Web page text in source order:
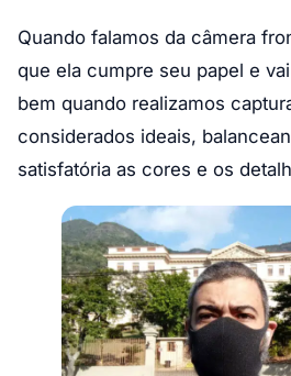
Quando falamos da câmera
que ela cumpre seu papel e
bem quando realizamos
considerados ideais,
satisfatória as cores e os